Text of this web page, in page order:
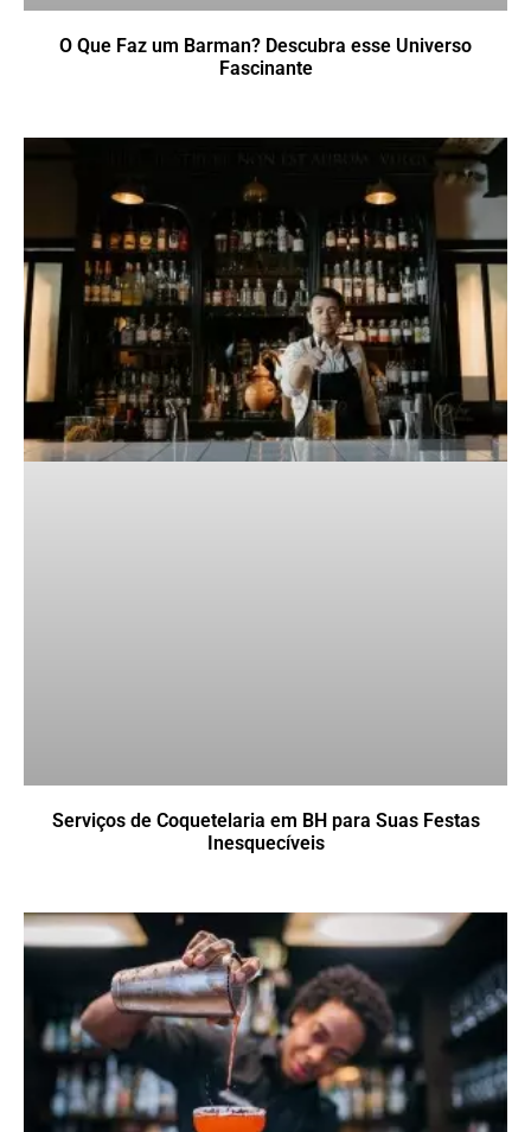
O Que Faz um Barman? Descubra esse Universo
Fascinante
Serviços de Coquetelaria em BH para Suas Festas
Inesquecíveis